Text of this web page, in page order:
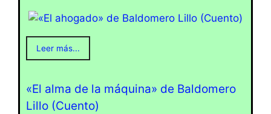
Leer más...
«El alma de la máquina» de Baldomero
Lillo (Cuento)